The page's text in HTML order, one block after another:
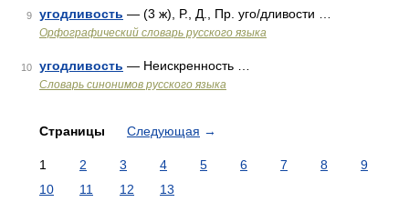
9 угодливость — (3 ж), Р., Д., Пр. уго/дливости …
Орфографический словарь русского языка
10 угодливость — Неискренность …
Словарь синонимов русского языка
Страницы Следующая →
1 2 3 4 5 6 7 8
9
10
11 12 13